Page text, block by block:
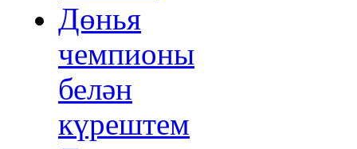
Дөнья
чемпионы
белән
күрештем